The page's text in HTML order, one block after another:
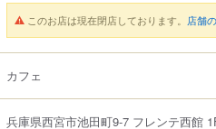
このお店は現在閉店しております。 店舗
カフェ
兵庫県西宮市池田町9-7 フレンテ西館